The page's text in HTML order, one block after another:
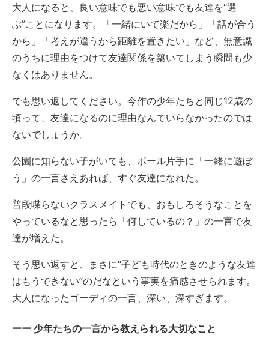
大人になると、良い意味でも悪い意味でも友達を“選
ぶ”ことになります。「一緒にいて楽だから」「話が合う
から」「考えが違うから距離を置きたい」など、無意識
のうちに理由をつけて友達関係を築いてしまう瞬間も少
なくはありません。
でも思い返してください。今作の少年たちと同じ12歳の
頃って、友達になるのに理由なんていらなかったのでは
ないでしょうか。
公園に知らない子がいても、ボール片手に「一緒に遊ぼ
う」の一言さえあれば、すぐ友達になれた。
普段喋らないクラスメイトでも、おもしろそうなことを
やっているなと思ったら「何しているの？」の一言で友
達が増えた。
そう思い返すと、まさに“子ども時代のときのような友達
はもうできない”のだなという事実を痛感させられます。
大人になったゴーディの一言、深い、深すぎます。
少年たちの一言から教えられる大切なこと